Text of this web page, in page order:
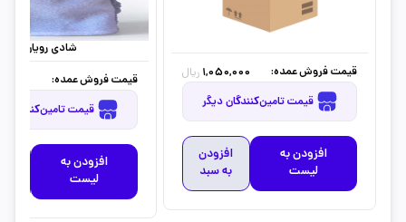
قیمت فروش عمده: 1,050,000 ریال
قیمت تامین‌کنندگان دیگر
افزودن به
لیست
افزودن
به سبد
شادی رویان
قیمت فروش عمده:
قیمت تامین‌کنندگان دیگر
افزودن به
لیست